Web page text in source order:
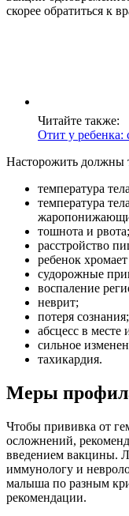
скорее обратиться к
Читайте также:
Отит у ребенка:
Насторожить должны
температура
температура
тошнота и рвота;
расстройство
ребенок
судорожные
воспаление
неврит;
потеря сознания;
абсцесс в месте
сильное
тахикардия.
Меры
Чтобы прививка от
осложнений,
введением вакцины.
иммунологу и
малыша по разным
рекомендации.